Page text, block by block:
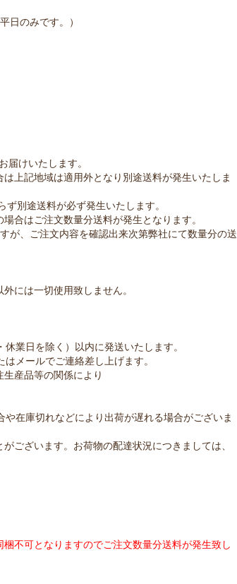
日のみです。）
届けいたします。
上記地域は適用外となり別途送料が発生いたしま
別途送料が必ず発生いたします。
合はご注文数量分送料が発生となります。
が、ご注文内容を確認出来次第弊社にて数量分の送
には一切使用致しません。
業日を除く）以内に発送いたします。
メールでご連絡差し上げます。
産品等の関係により
在庫切れなどにより出荷が遅れる場合がございま
ございます。お荷物の配達状況につきましては、
可となりますのでご注文数量分送料が発生致し